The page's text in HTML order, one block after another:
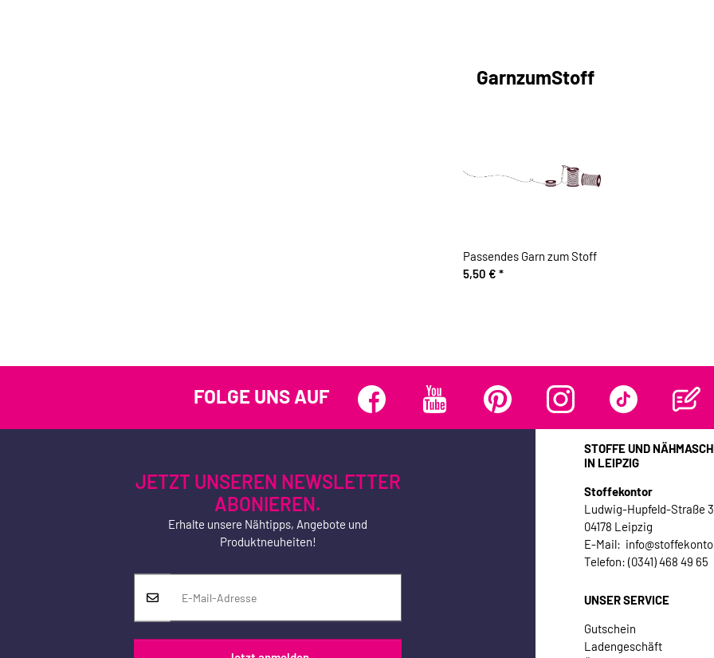
GarnzumStoff
Passendes Garn zum Stoff
5,50 € *
FOLGE UNS AUF
JETZT UNSEREN NEWSLETTER
ABONIEREN.
Erhalte unsere Nähtipps, Angebote und
Produktneuheiten!
STOFFE UND
IN LEIPZIG
Stoffekontor
Ludwig-Hupfeld-Straße
04178 Leipzig
E-Mail:
Telefon: (0341) 468 49 65
UNSER SERVICE
Gutschein
Ladengeschäft